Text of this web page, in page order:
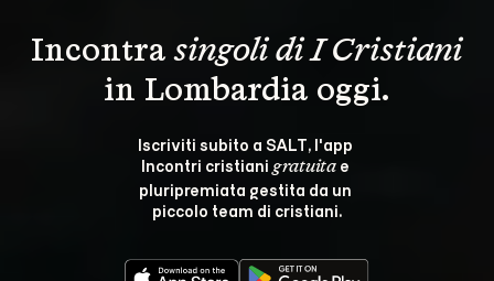
Incontra singoli di I Cristiani
in Lombardia oggi.
Iscriviti subito a SALT, l'app
Incontri cristiani gratuita e
pluripremiata gestita da un
piccolo team di cristiani.